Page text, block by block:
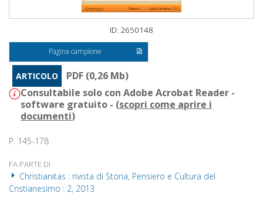
ID: 2650148
Pagina campione
ARTICOLO
PDF (0,26 Mb)
Consultabile solo con Adobe Acrobat Reader -
software gratuito - (scopri come aprire i
documenti)
P. 145-178
FA PARTE DI
Christianitas : rivista di Storia, Pensiero e Cultura del
Cristianesimo : 2, 2013